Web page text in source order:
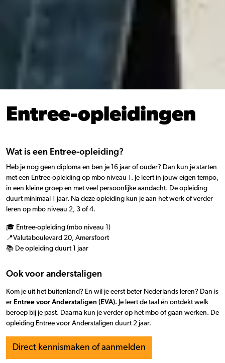
Entree-opleidingen
Wat is een Entree-opleiding?
Heb je nog geen diploma en ben je 16 jaar of ouder? Dan kun je starten
met een Entree-opleiding op mbo niveau 1. Je leert in jouw eigen tempo,
in een kleine groep en met veel persoonlijke aandacht. De opleiding
duurt minimaal 1 jaar. Na deze opleiding kun je aan het werk of verder
leren op mbo niveau 2, 3 of 4.
🎓 Entree-opleiding (mbo niveau 1)
📍Valutaboulevard 20, Amersfoort
📚 De opleiding duurt 1 jaar
Ook voor anderstaligen
Kom je uit het buitenland? En wil je eerst beter Nederlands leren? Dan is
er Entree voor Anderstaligen (EVA). Je leert de taal én ontdekt welk
beroep bij je past. Daarna kun je verder op het mbo of gaan werken. De
opleiding Entree voor Anderstaligen duurt 2 jaar.
Direct kennismaken of aanmelden